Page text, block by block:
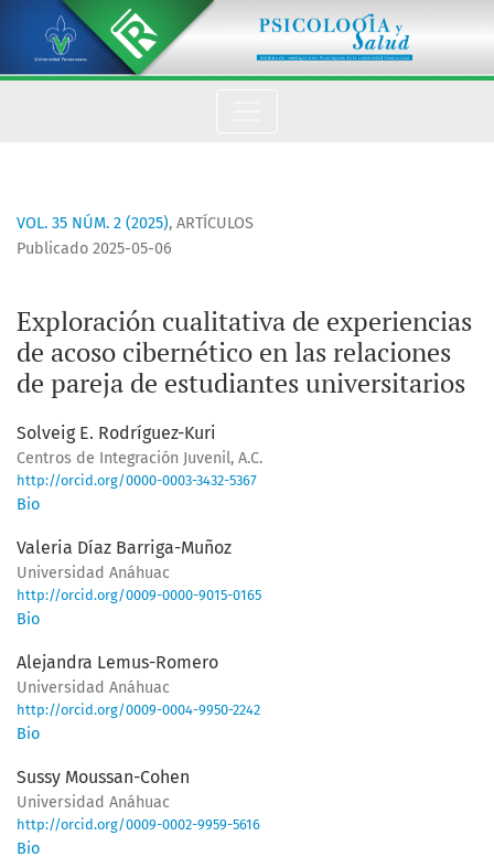
Exploración cualitativa de experiencias de acoso
VOL. 35 NÚM. 2 (2025), ARTÍCULOS
Exploración cualitativa de experiencias
de acoso cibernético en las relaciones
de pareja de estudiantes universitarios
Publicado 2025-05-06
Solveig E. Rodríguez-Kuri
Centros de Integración Juvenil, A.C.
http://orcid.org/0000-0003-3432-5367
Bio
Valeria Díaz Barriga-Muñoz
Universidad Anáhuac
http://orcid.org/0009-0000-9015-0165
Bio
Alejandra Lemus-Romero
Universidad Anáhuac
http://orcid.org/0009-0004-9950-2242
Bio
Sussy Moussan-Cohen
Universidad Anáhuac
http://orcid.org/0009-0002-9959-5616
Bio